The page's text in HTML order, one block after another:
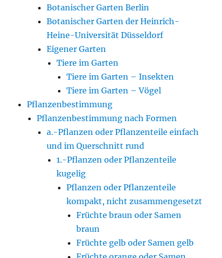
Botanischer Garten Berlin
Botanischer Garten der Heinrich-
Heine-Universität Düsseldorf
Eigener Garten
Tiere im Garten
Tiere im Garten – Insekten
Tiere im Garten – Vögel
Pflanzenbestimmung
Pflanzenbestimmung nach Formen
a.-Pflanzen oder Pflanzenteile einfach
und im Querschnitt rund
1.-Pflanzen oder Pflanzenteile
kugelig
Pflanzen oder Pflanzenteile
kompakt, nicht zusammengesetzt
Früchte braun oder Samen
braun
Früchte gelb oder Samen gelb